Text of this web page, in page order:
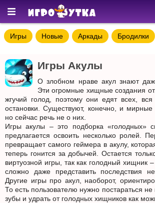
Игры Новые Аркады Бродилки
Игры Акулы
О злобном нраве акул знают
Эти огромные хищные создания
жгучий голод, поэтому они едят всех, вся
остановки. Существуют, конечно, и мирные
но сейчас речь не о них.
Игры акулы – это подборка «голодных»
предлагается освоить несколько ролей.
превращает самого геймера в акулу,
теперь гонится за добычей. Остается
виртуозной игры, так как голодный хищник
сложно даже представить последствия
Другие игры про акул, наоборот,
То есть пользователю нужно постараться не
зубы и удрать от голодных хищников как